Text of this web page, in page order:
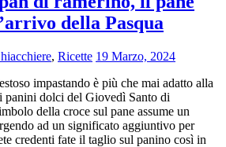
della Pasqua
, Ricette 19 Marzo, 2024
impastando è più che mai adatto alla
panini dolci del Giovedì Santo di
della croce sul pane assume un
ad un significato aggiuntivo per
credenti fate il taglio sul panino così in